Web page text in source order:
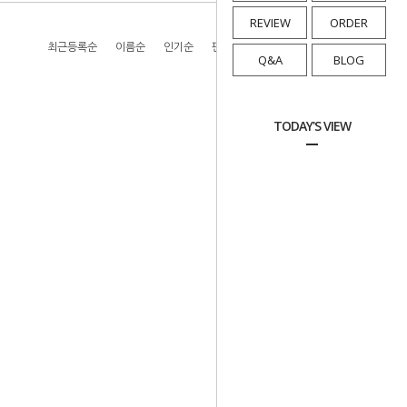
REVIEW ORDER
Q&A BLOG
TODAY'S VIEW
최근등록순 이름순 인기순 판매순 높은가격순 낮은가격순